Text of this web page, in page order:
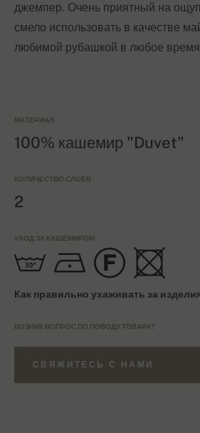
джемпер. Очень приятный на
смело использовать в качестве
любимой рубашкой в любое время
МАТЕРИАЛ
100% кашемир "Duvet"
КОЛИЧЕСТВО СЛОЕВ
2
УХОД ЗА КАШЕМИРОМ
Как правильно ухаживать за
ВОЗНИК ВОПРОС ПО ПОВОДУ ТОВАРА?
СВЯЖИТЕСЬ С НАМИ